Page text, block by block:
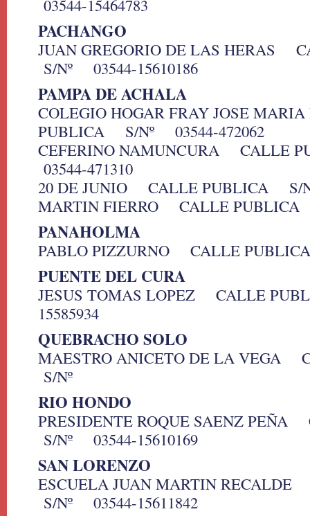
03544-15464783
PACHANGO
JUAN GREGORIO DE LAS HERAS
S/Nº 03544-15610186
PAMPA DE ACHALA
COLEGIO HOGAR FRAY JOSE
PUBLICA S/Nº 03544-472062
CEFERINO NAMUNCURA
03544-471310
20 DE JUNIO CALLE PUBLICA S/
MARTIN FIERRO CALLE
PANAHOLMA
PABLO PIZZURNO CALLE
PUENTE DEL CURA
JESUS TOMAS LOPEZ CALLE
15585934
QUEBRACHO SOLO
MAESTRO ANICETO DE LA VEGA
S/Nº
RIO HONDO
PRESIDENTE ROQUE SAENZ
S/Nº 03544-15610169
SAN LORENZO
ESCUELA JUAN MARTIN
S/Nº 03544-15611842